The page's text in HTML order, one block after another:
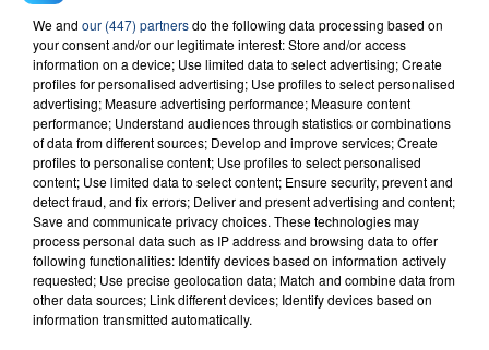
TITRES DIFFUSÉS
17h29
17h29 17h27
17h27
We and our (447) partnersdo the following data processing based on
your consent and/or our legitimate interest: Store and/or access
information on a device; Use limited data to select advertising; Create
profiles for personalised advertising; Use profiles to select personalised
advertising; Measure advertising performance; Measure content
performance; Understand audiences through statistics or combinations
of data from different sources; Develop and improve services; Create
profiles to personalise content; Use profiles to select personalised
content; Use limited data to select content; Ensure security, prevent and
detect fraud, and fix errors; Deliver and present advertising and content;
Save and communicate privacy choices. These technologies may
process personal data such as IP address and browsing data to offer
following functionalities: Identify devices based on information actively
requested; Use precise geolocation data; Match and combine data from
other data sources; Link different devices; Identify devices based on
information transmitted automatically.